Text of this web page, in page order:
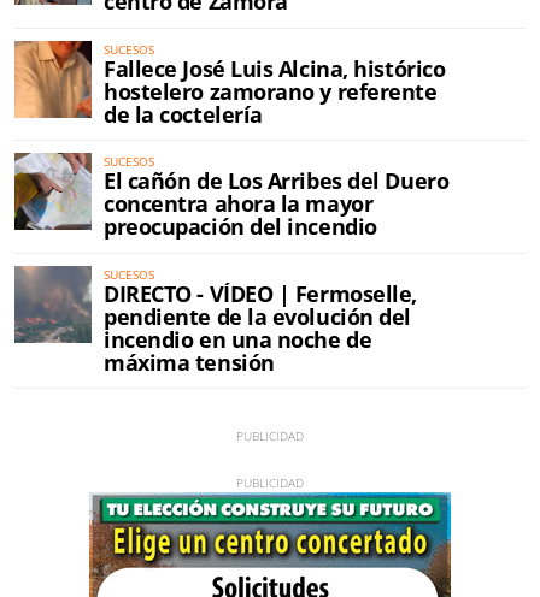
SUCESOS
Fallece José Luis Alcina, histórico
hostelero zamorano y referente
de la coctelería
SUCESOS
El cañón de Los Arribes del Duero
concentra ahora la mayor
preocupación del incendio
SUCESOS
DIRECTO - VÍDEO | Fermoselle,
pendiente de la evolución del
incendio en una noche de
máxima tensión